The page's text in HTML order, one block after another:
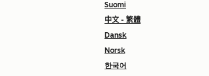
Suomi
中文 - 繁體
Dansk
Norsk
한국어